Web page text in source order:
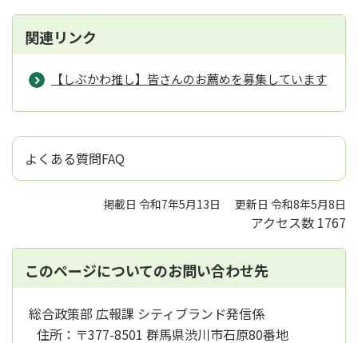
関連リンク
【しぶかわ推し】皆さんのお薦めを募集しています
よくある質問FAQ
掲載日 令和7年5月13日 更新日 令和8年5月8日
アクセス数 1767
このページについてのお問い合わせ先
総合政策部 広報課 シティブランド発信係
住所： 〒377-8501 群馬県渋川市石原80番地